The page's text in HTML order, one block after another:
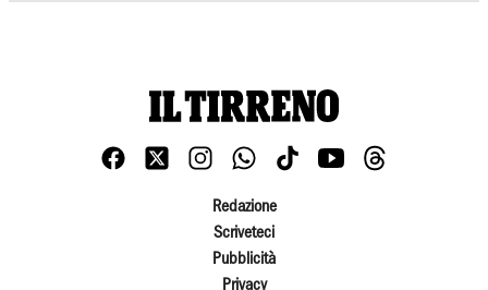
Redazione
Scriveteci
Pubblicità
Privacy